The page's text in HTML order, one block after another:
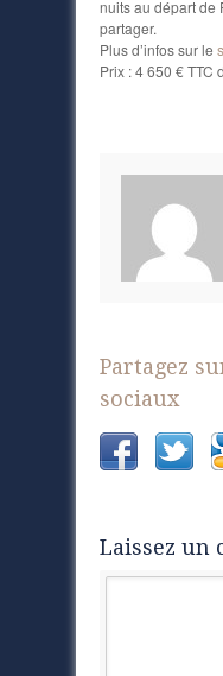
nuits au départ de
partager.
Plus d’infos sur le
Prix : 4 650 € TTC
Partagez
sociaux
Laissez un